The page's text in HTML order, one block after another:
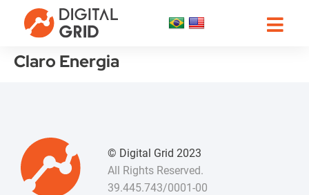
Claro Energia
© Digital Grid 2023
All Rights Reserved.
39.445.743/0001-00